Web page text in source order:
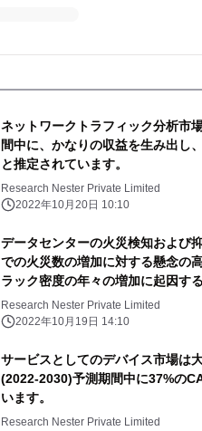
ネットワークトラフィック分析市
間中に、かなりの収益を生み出し
と推定されています。
Research Nester Private Limited
2022年10月20日 10:10
データセンターの火災検知および
での火災数の増加に対する懸念の
ラック密度の年々の増加に起因す
Research Nester Private Limited
2022年10月19日 14:10
サービスとしてのデバイス市場は
(2022-2030)予測期間中に37%の
います。
Research Nester Private Limited